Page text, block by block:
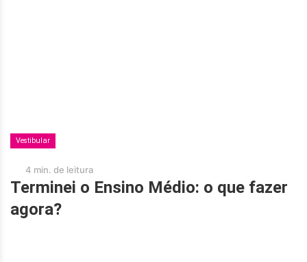
Vestibular
4 min. de leitura
Terminei o Ensino Médio: o que fazer
agora?